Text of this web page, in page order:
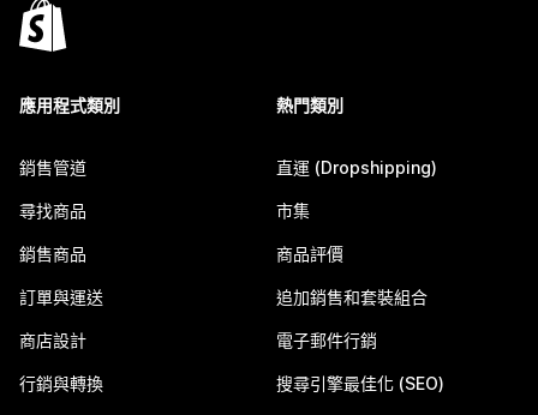
應用程式類別
銷售管道
尋找商品
銷售商品
訂單與運送
商店設計
行銷與轉換
熱門類別
直運 (Dropshipping)
市集
商品評價
追加銷售和套裝組合
電子郵件行銷
搜尋引擎最佳化 (SEO)